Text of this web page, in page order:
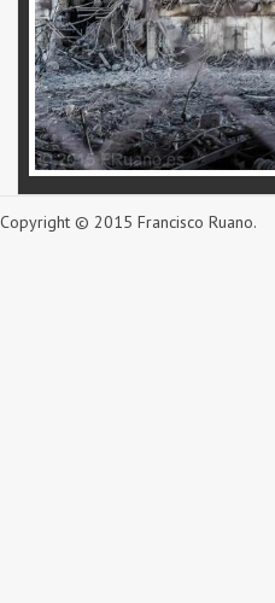
Copyright © 2015 Francisco Ruano.